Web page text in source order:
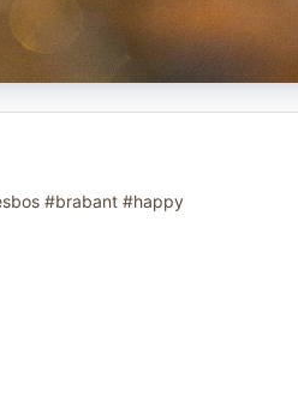
#brabant #happy